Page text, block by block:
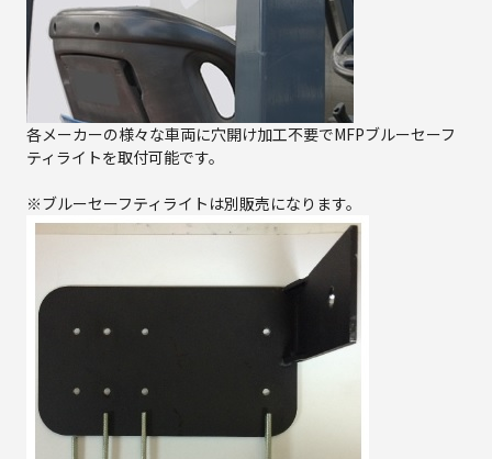
各メーカーの様々な車両に穴開け加工不要でMFPブルーセーフ
ティライトを取付可能です。
※ブルーセーフティライトは別販売になります。